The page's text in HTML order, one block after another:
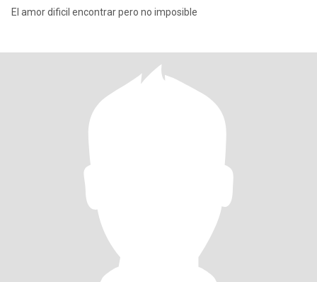
El amor dificil encontrar pero no imposible